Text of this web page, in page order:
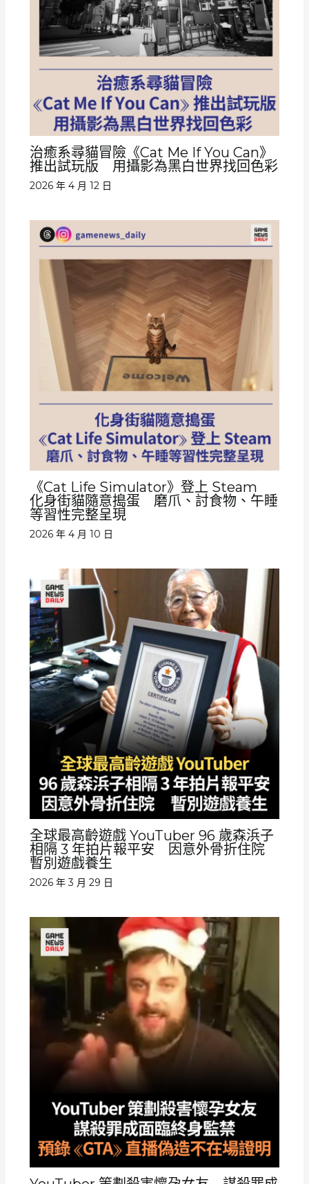
治癒系尋貓冒險《Cat Me If You Can》
推出試玩版 用攝影為黑白世界找回色彩
2026 年 4 月 12 日
《Cat Life Simulator》登上 Steam
化身街貓隨意搗蛋 磨爪、討食物、午睡
等習性完整呈現
2026 年 4 月 10 日
全球最高齡遊戲 YouTuber 96 歲森浜子
相隔 3 年拍片報平安 因意外骨折住院
暫別遊戲養生
2026 年 3 月 29 日